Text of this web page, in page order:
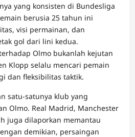
yang konsisten di Bundesliga
berusia 25 tahun ini
visi permainan, dan
gol dari lini kedua.
Olmo bukanlah kejutan
Klopp selalu mencari pemain
dan fleksibilitas taktik.
satu-satunya klub yang
Olmo. Real Madrid, Manchester
juga dilaporkan memantau
demikian, persaingan